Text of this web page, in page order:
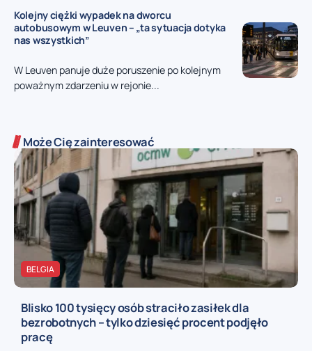
Kolejny ciężki wypadek na dworcu
autobusowym w Leuven – „ta sytuacja dotyka
nas wszystkich”
W Leuven panuje duże poruszenie po kolejnym
poważnym zdarzeniu w rejonie...
Może Cię zainteresować
BELGIA
Blisko 100 tysięcy osób straciło zasiłek dla
bezrobotnych – tylko dziesięć procent podjęło
pracę